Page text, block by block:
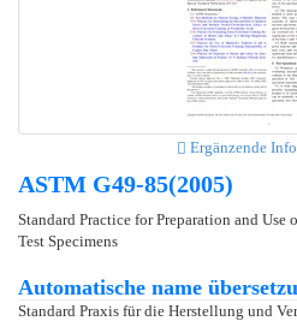
Ergänzende
ASTM G49-85(2005)
Standard Practice for Preparation and Use
Test Specimens
Automatische name
Standard Praxis für die Herstellung und